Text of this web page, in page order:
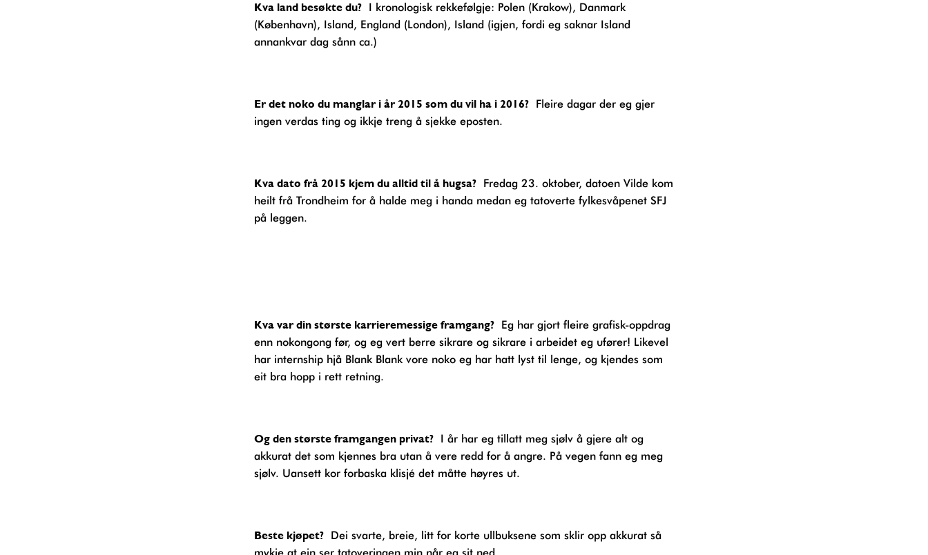
Kva land besøkte du?I kronologisk rekkefølgje: Polen (Krakow), Danmark
(København), Island, England (London), Island (igjen, fordi eg saknar Island
annankvar dag sånn ca.)
Er det noko du manglar i år 2015 som du vil ha i 2016?Fleire dagar der eg gjer
ingen verdas ting og ikkje treng å sjekke eposten.
Kva dato frå 2015 kjem du alltid til å hugsa?Fredag 23. oktober, datoen Vilde kom
heilt frå Trondheim for å halde meg i handa medan eg tatoverte fylkesvåpenet SFJ
på leggen.
Kva var din største karrieremessige framgang?Eg har gjort fleire grafisk-oppdrag
enn nokongong før, og eg vert berre sikrare og sikrare i arbeidet eg ufører! Likevel
har internship hjå Blank Blank vore noko eg har hatt lyst til lenge, og kjendes som
eit bra hopp i rett retning.
Og den største framgangen privat?I år har eg tillatt meg sjølv å gjere alt og
akkurat det som kjennes bra utan å vere redd for å angre. På vegen fann eg meg
sjølv. Uansett kor forbaska klisjé det måtte høyres ut.
Beste kjøpet?Dei svarte, breie, litt for korte ullbuksene som sklir opp akkurat så